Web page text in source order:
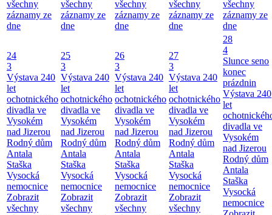
všechny
záznamy ze
dne
všechny
záznamy ze
dne
všechny
záznamy ze
dne
všechny
záznamy ze
dne
všechny
záznamy ze
dne
24
3
Výstava 240
let
ochotnického
divadla ve
Vysokém
nad Jizerou
Rodný dům
Antala
Staška
Vysocká
nemocnice
Zobrazit
všechny
25
3
Výstava 240
let
ochotnického
divadla ve
Vysokém
nad Jizerou
Rodný dům
Antala
Staška
Vysocká
nemocnice
Zobrazit
všechny
26
3
Výstava 240
let
ochotnického
divadla ve
Vysokém
nad Jizerou
Rodný dům
Antala
Staška
Vysocká
nemocnice
Zobrazit
všechny
27
3
Výstava 240
let
ochotnického
divadla ve
Vysokém
nad Jizerou
Rodný dům
Antala
Staška
Vysocká
nemocnice
Zobrazit
všechny
28
4
Slunce seno
konec
prázdnin
Výstava 240
let
divadla ve
Vysokém
nad Jizerou
Rodný dům
Antala
Staška
Vysocká
nemocnice